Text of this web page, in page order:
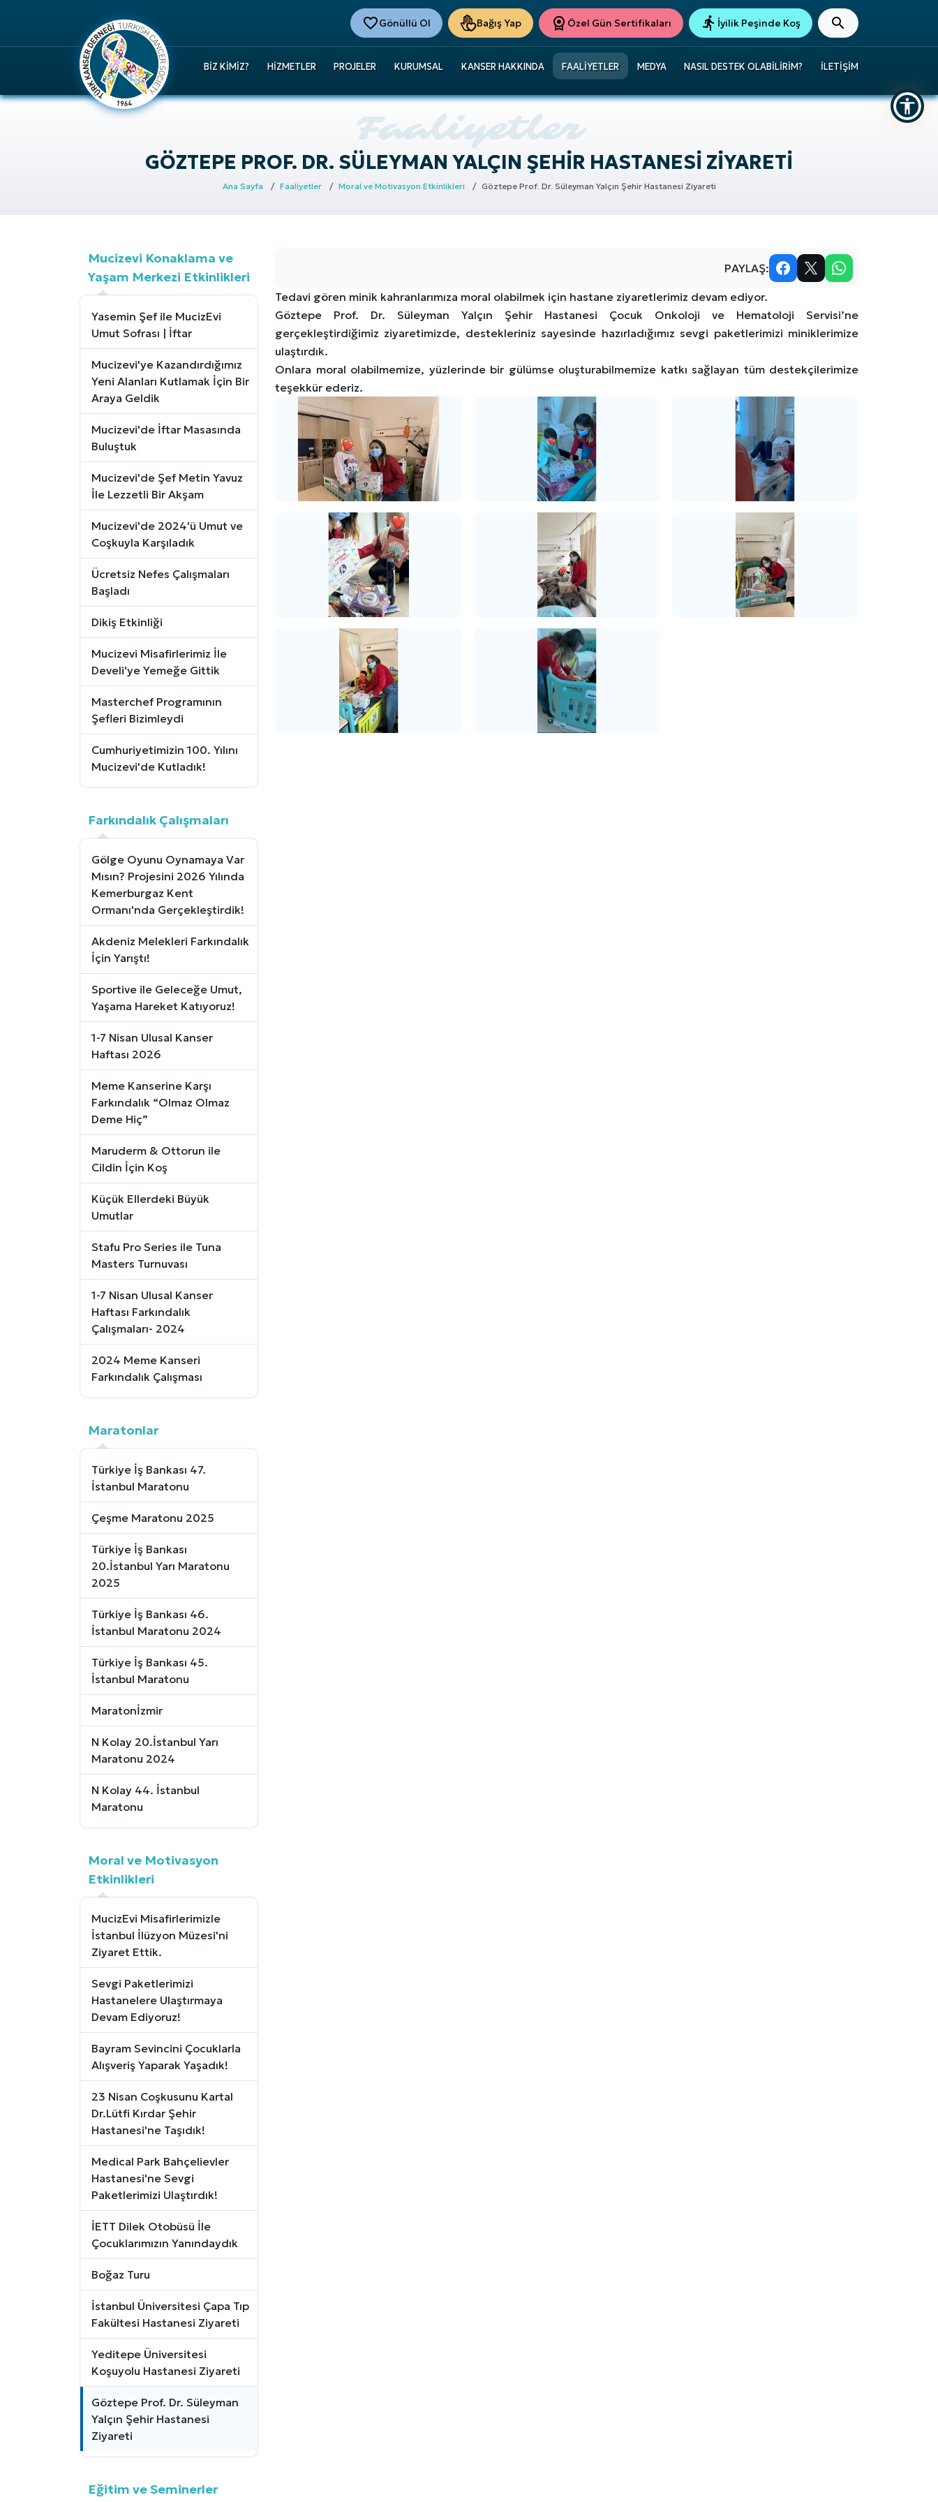
Gönüllü Ol Bağış Yap Özel Gün Sertifikaları İyilik Peşinde Koş
BIZ KIMIZ? HIZMETLER PROJELER KURUMSAL KANSER HAKKINDA FAALIYETLER MEDYA NASIL DESTEK OLABILIRIM? İLETIŞIM
GÖZTEPE PROF. DR. SÜLEYMAN YALÇIN ŞEHIR HASTANESI ZIYARETI
Ana Sayfa Faaliyetler Moral ve Motivasyon Etkinlikleri Göztepe Prof. Dr. Süleyman Yalçın Şehir Hastanesi Ziyareti
Mucizevi Konaklama ve
Yaşam Merkezi Etkinlikleri
Yasemin Şef ile MucizEvi
Umut Sofrası | İftar
Mucizevi'ye Kazandırdığımız
Yeni Alanları Kutlamak İçin Bir
Araya Geldik
Mucizevi'de İftar Masasında
Buluştuk
Mucizevi'de Şef Metin Yavuz
İle Lezzetli Bir Akşam
Mucizevi'de 2024'ü Umut ve
Coşkuyla Karşıladık
Ücretsiz Nefes Çalışmaları
Başladı
Dikiş Etkinliği
Mucizevi Misafirlerimiz İle
Develi'ye Yemeğe Gittik
Masterchef Programının
Şefleri Bizimleydi
Cumhuriyetimizin 100. Yılını
Mucizevi'de Kutladık!
Farkındalık Çalışmaları
Gölge Oyunu Oynamaya Var
Mısın? Projesini 2026 Yılında
Kemerburgaz Kent
Ormanı'nda Gerçekleştirdik!
Akdeniz Melekleri Farkındalık
İçin Yarıştı!
Sportive ile Geleceğe Umut,
Yaşama Hareket Katıyoruz!
1-7 Nisan Ulusal Kanser
Haftası 2026
Meme Kanserine Karşı
Farkındalık “Olmaz Olmaz
Deme Hiç”
Maruderm & Ottorun ile
Cildin İçin Koş
Küçük Ellerdeki Büyük
Umutlar
Stafu Pro Series ile Tuna
Masters Turnuvası
1-7 Nisan Ulusal Kanser
Haftası Farkındalık
Çalışmaları- 2024
2024 Meme Kanseri
Farkındalık Çalışması
Maratonlar
Türkiye İş Bankası 47.
İstanbul Maratonu
Çeşme Maratonu 2025
Türkiye İş Bankası
20.İstanbul Yarı Maratonu
2025
Türkiye İş Bankası 46.
İstanbul Maratonu 2024
Türkiye İş Bankası 45.
İstanbul Maratonu
Maratonİzmir
N Kolay 20.İstanbul Yarı
Maratonu 2024
N Kolay 44. İstanbul
Maratonu
Moral ve Motivasyon
Etkinlikleri
MucizEvi Misafirlerimizle
İstanbul İlüzyon Müzesi'ni
Ziyaret Ettik.
Sevgi Paketlerimizi
Hastanelere Ulaştırmaya
Devam Ediyoruz!
Bayram Sevincini Çocuklarla
Alışveriş Yaparak Yaşadık!
23 Nisan Coşkusunu Kartal
Dr.Lütfi Kırdar Şehir
Hastanesi'ne Taşıdık!
Medical Park Bahçelievler
Hastanesi'ne Sevgi
Paketlerimizi Ulaştırdık!
İETT Dilek Otobüsü İle
Çocuklarımızın Yanındaydık
Boğaz Turu
İstanbul Üniversitesi Çapa Tıp
Fakültesi Hastanesi Ziyareti
Yeditepe Üniversitesi
Koşuyolu Hastanesi Ziyareti
Göztepe Prof. Dr. Süleyman
Yalçın Şehir Hastanesi
Ziyareti
Eğitim ve Seminerler
PAYLAŞ:
Tedavi gören minik kahranlarımıza moral olabilmek için hastane ziyaretlerimiz devam ediyor.
Göztepe Prof. Dr. Süleyman Yalçın Şehir Hastanesi Çocuk Onkoloji ve Hematoloji Servisi’ne
gerçekleştirdiğimiz ziyaretimizde, destekleriniz sayesinde hazırladığımız sevgi paketlerimizi miniklerimize
ulaştırdık.
Onlara moral olabilmemize, yüzlerinde bir gülümse oluşturabilmemize katkı sağlayan tüm destekçilerimize
teşekkür ederiz.